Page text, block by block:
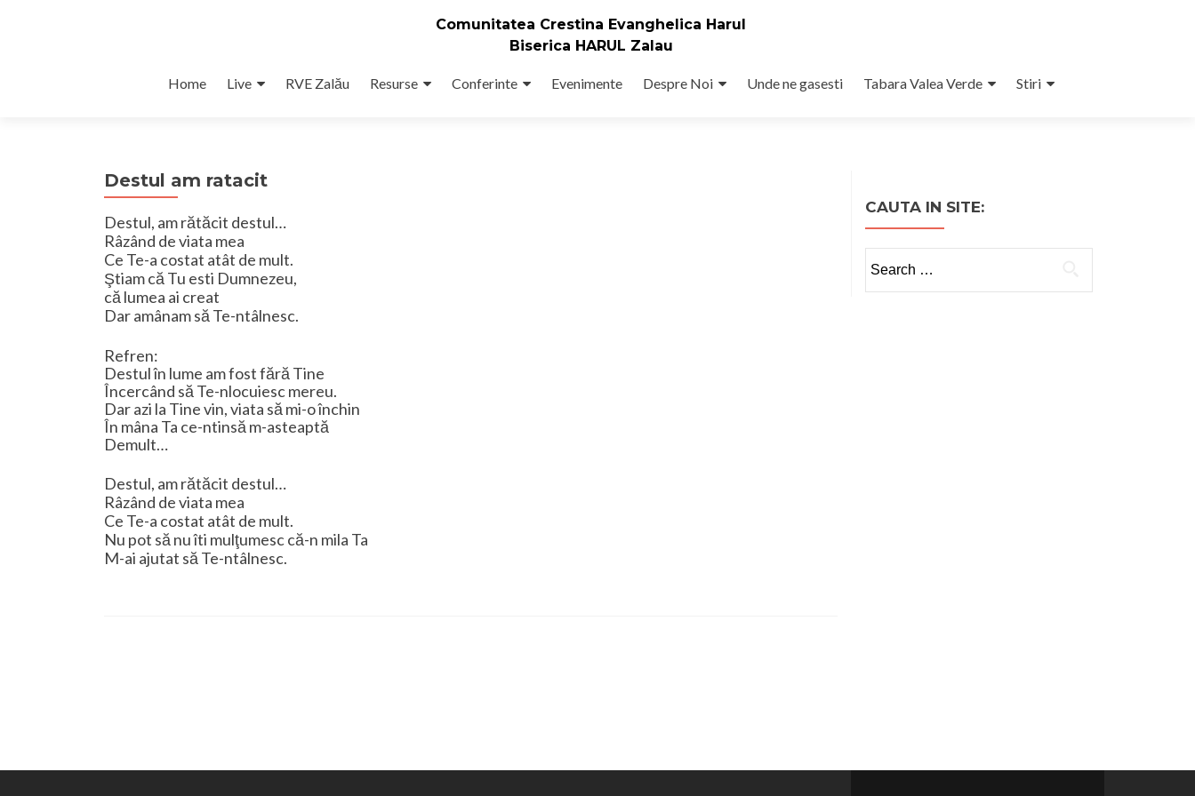
Comunitatea Crestina Evanghelica Harul
Biserica HARUL Zalau
Home Live RVE Zalău Resurse Conferinte Evenimente Despre Noi Unde ne gasesti Tabara Valea Verde Stiri
Destul am ratacit
Destul, am rătăcit destul…
Râzând de viata mea
Ce Te-a costat atât de mult.
Ştiam că Tu esti Dumnezeu,
că lumea ai creat
Dar amânam să Te-ntâlnesc.
Refren:
Destul în lume am fost fără Tine
Încercând să Te-nlocuiesc mereu.
Dar azi la Tine vin, viata să mi-o închin
În mâna Ta ce-ntinsă m-asteaptă
Demult…
Destul, am rătăcit destul…
Râzând de viata mea
Ce Te-a costat atât de mult.
Nu pot să nu îti mulţumesc că-n mila Ta
M-ai ajutat să Te-ntâlnesc.
CAUTA IN SITE:
for: